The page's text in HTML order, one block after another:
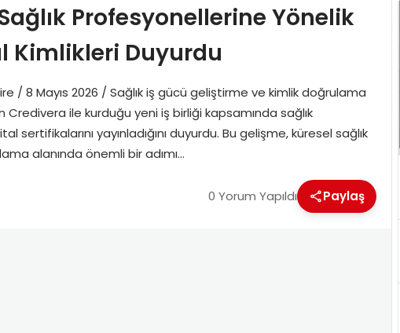
Profesyonellerine Yönelik
Kimlikleri Duyurdu
/ 8 Mayıs 2026 / Sağlık iş gücü geliştirme ve kimlik doğrulama
ile kurduğu yeni iş birliği kapsamında sağlık
yayınladığını duyurdu. Bu gelişme, küresel sağlık
alanında önemli bir adımı…
0 Yorum Yapıldı Paylaş